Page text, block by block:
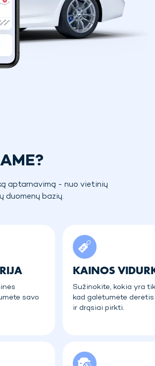
aptarnavimą - nuo vietinių
duomenų bazių.
savo
KAINOS
Sužinokite, kokia yra
kad galėtumėte
ir drąsiai pirkti.